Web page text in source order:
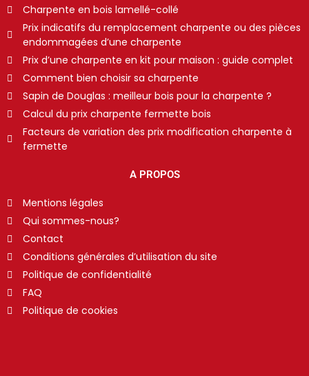
Charpente en bois lamellé-collé
Prix indicatifs du remplacement charpente ou des pièces
endommagées d’une charpente
Prix d’une charpente en kit pour maison : guide complet
Comment bien choisir sa charpente
Sapin de Douglas : meilleur bois pour la charpente ?
Calcul du prix charpente fermette bois
Facteurs de variation des prix modification charpente à
fermette
A PROPOS
Mentions légales
Qui sommes-nous?
Contact
Conditions générales d’utilisation du site
Politique de confidentialité
FAQ
Politique de cookies